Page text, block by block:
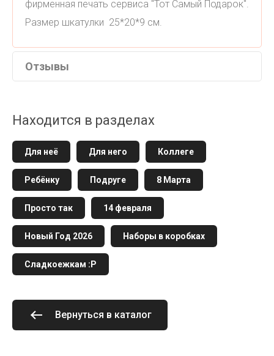
фирменная печать сервиса "Тот Самый Подарок".
Размер шкатулки 25*20*9 см.
Отзывы
Находится в разделах
Для неё Для него Коллеге
Ребёнку Подруге 8 Марта
Просто так 14 февраля
Новый Год 2026 Наборы в коробках
Сладкоежкам :Р
Вернуться в каталог